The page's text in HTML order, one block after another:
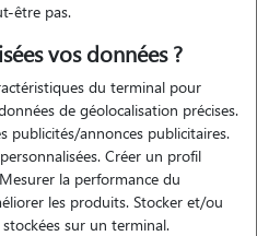
et passionné par le monde
plus de connaissance ces donc
prendre soins de vaut petits quatre
jeux, nourrir, soin) sa serait
être pas.
vos données ?
du terminal pour
de géolocalisation précises.
publicités/annonces publicitaires.
Créer un profil
la performance du
les produits. Stocker et/ou
sur un terminal.